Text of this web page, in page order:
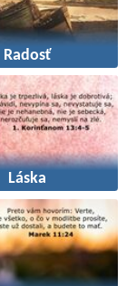
Radosť
Láska